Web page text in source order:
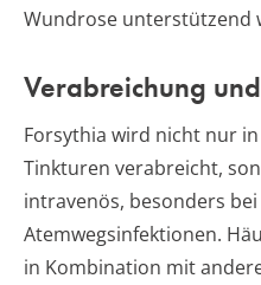
Wundrose unterstützend
Verabreichung
Forsythia wird nicht nur
Tinkturen verabreicht,
intravenös, besonders
Atemwegsinfektionen.
in Kombination mit